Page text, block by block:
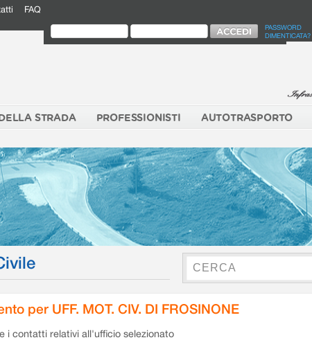
FAQ
PASSWORD
DIMENTICATA?
STRADA PROFESSIONISTI AUTOTRASPORTO
per UFF. MOT. CIV. DI FROSINONE
i contatti relativi all'ufficio selezionato